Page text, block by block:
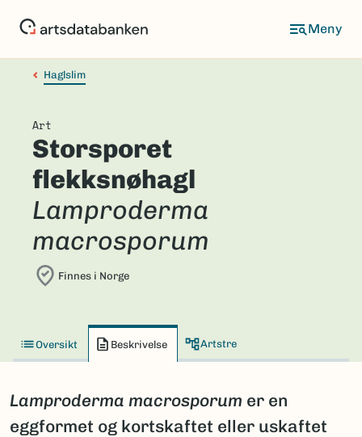
Haglslim
Art
Storsporet
flekksnøhagl
Lamproderma
macrosporum
Finnes i Norge
Oversikt Beskrivelse Artstre
Lamproderma macrosporum er en
eggformet og kortskaftet eller uskaftet